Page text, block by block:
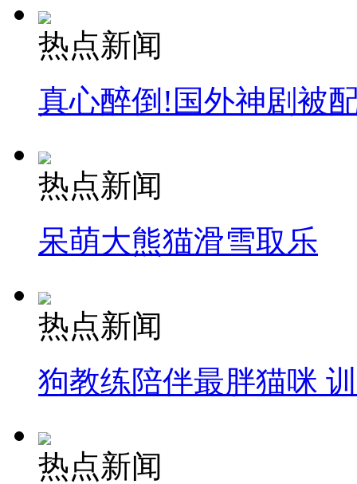
热点新闻
真心醉倒!国外神剧被
热点新闻
呆萌大熊猫滑雪取乐
热点新闻
狗教练陪伴最胖猫咪
热点新闻